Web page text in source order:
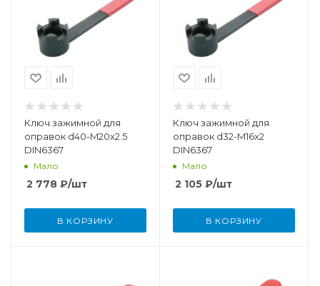
Ключ зажимной для
оправок d40-M20x2.5
DIN6367
Мало
2 778 ₽/шт
В КОРЗИНУ
Ключ зажимной для
оправок d32-M16x2
DIN6367
Мало
2 105 ₽/шт
В КОРЗИНУ